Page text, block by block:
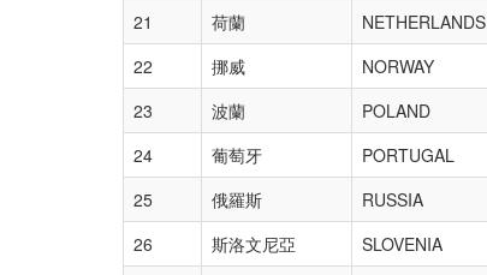
21
荷蘭 NETHERLANDS
22
挪威 NORWAY
23
波蘭 POLAND
24
葡萄牙 PORTUGAL
25
俄羅斯 RUSSIA
26
斯洛文尼亞 SLOVENIA